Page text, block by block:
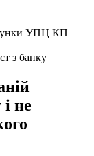
з банку
не